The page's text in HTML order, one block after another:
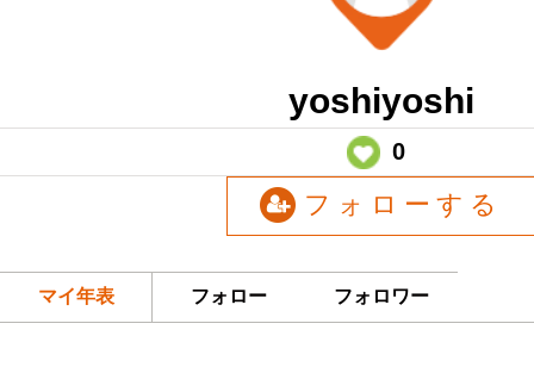
yoshiyoshi
0
フォローする
マイ年表 フォロー フォロワー